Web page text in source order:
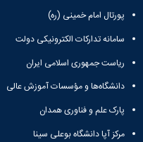
13. ثبت ژن GenBank: KP966491.1
1393
14. ثبت ژن GenBank: KM014492.1
لیلا کاشی، اکبر کارگر بیده
1393
لیلا کاشی، اکبر کارگر بیده
پورتال امام خمینی (ره)
سامانه تدارکات الکترونیکی دولت
ریاست جمهوری اسلامی ایران
دانشگاه‌ها و مؤسسات آموزش عالی
پارک علم و فناوری همدان
مرکز آپا دانشگاه بوعلی سینا